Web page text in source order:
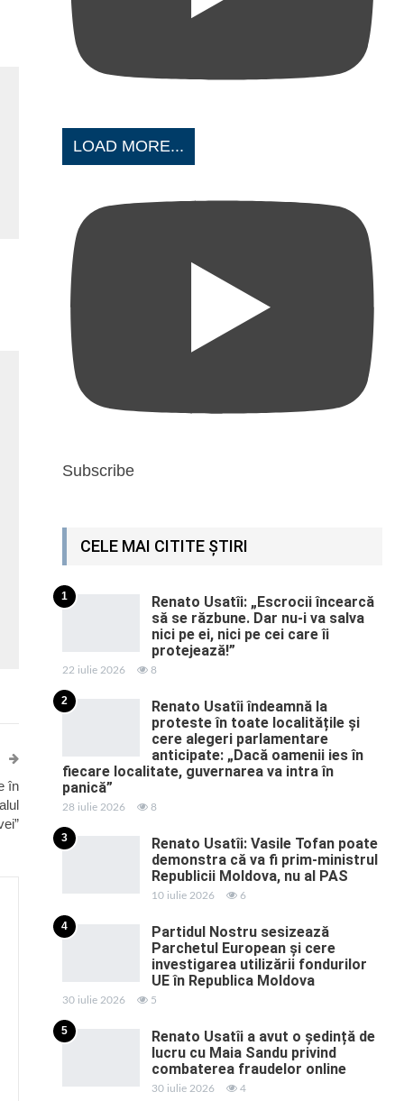
în
LOAD MORE...
Subscribe
CELE MAI CITITE ȘTIRI
1
Renato Usatîi: „Escrocii încearcă
să se răzbune. Dar nu-i va salva
nici pe ei, nici pe cei care îi
protejează!”
22 iulie 2026 8
2
Renato Usatîi îndeamnă la
proteste în toate localitățile și
cere alegeri parlamentare
anticipate: „Dacă oamenii ies în
fiecare localitate, guvernarea va intra în
panică”
28 iulie 2026 8
3
Renato Usatîi: Vasile Tofan poate
demonstra că va fi prim-ministrul
Republicii Moldova, nu al PAS
10 iulie 2026 6
4
Partidul Nostru sesizează
Parchetul European și cere
investigarea utilizării fondurilor
UE în Republica Moldova
30 iulie 2026 5
5
Renato Usatîi a avut o ședință de
lucru cu Maia Sandu privind
combaterea fraudelor online
30 iulie 2026 4